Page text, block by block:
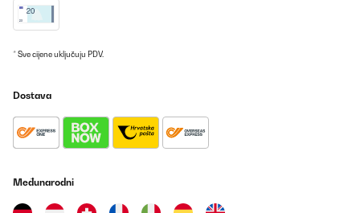
chi si applica spesso in lavoretti domestici, rubinetto dal
filtri. Acqua limpida e leggera.Lo consiglio vivamente!
Utente Amazon
raccordement. Mais c'est simple pour l'installation. Compter 2
de cet achat qui évitera beaucoup de bouteille dans le bac
* Sve cijene uključuju PDV.
Dostava
Međunarodni